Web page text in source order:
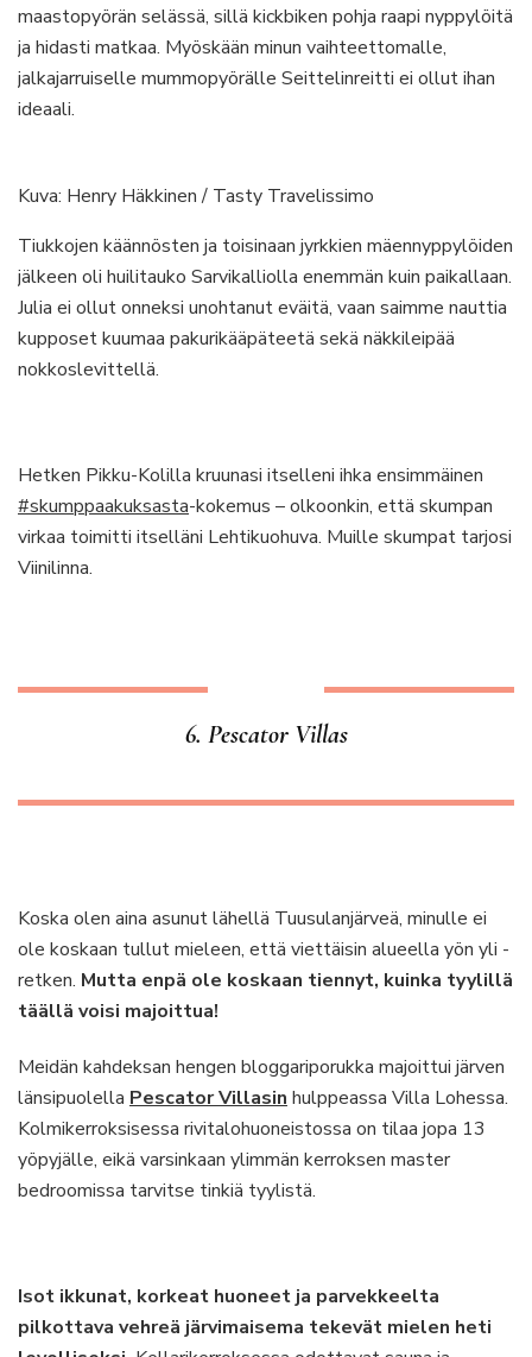
maastopyörän selässä, sillä kickbiken pohja raapi nyppylöitä
ja hidasti matkaa. Myöskään minun vaihteettomalle,
jalkajarruiselle mummopyörälle Seittelinreitti ei ollut ihan
ideaali.
Kuva: Henry Häkkinen / Tasty Travelissimo
Tiukkojen käännösten ja toisinaan jyrkkien mäennyppylöiden
jälkeen oli huilitauko Sarvikalliolla enemmän kuin paikallaan.
Julia ei ollut onneksi unohtanut eväitä, vaan saimme nauttia
kupposet kuumaa pakurikääpäteetä sekä näkkileipää
nokkoslevittellä.
Hetken Pikku-Kolilla kruunasi itselleni ihka ensimmäinen
#skumppaakuksasta-kokemus – olkoonkin, että skumpan
virkaa toimitti itselläni Lehtikuohuva. Muille skumpat tarjosi
Viinilinna.
6. Pescator Villas
Koska olen aina asunut lähellä Tuusulanjärveä, minulle ei
ole koskaan tullut mieleen, että viettäisin alueella yön yli -
retken. Mutta enpä ole koskaan tiennyt, kuinka tyylillä
täällä voisi majoittua!
Meidän kahdeksan hengen bloggariporukka majoittui järven
länsipuolella Pescator Villasin hulppeassa Villa Lohessa.
Kolmikerroksisessa rivitalohuoneistossa on tilaa jopa 13
yöpyjälle, eikä varsinkaan ylimmän kerroksen master
bedroomissa tarvitse tinkiä tyylistä.
Isot ikkunat, korkeat huoneet ja parvekkeelta
pilkottava vehreä järvimaisema tekevät mielen heti